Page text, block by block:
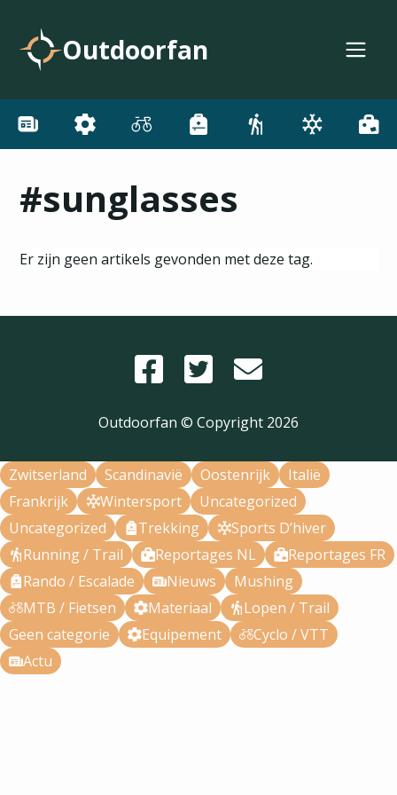
Outdoorfan
#sunglasses
Er zijn geen artikels gevonden met deze tag.
Outdoorfan © Copyright 2026
Zwitserland Scandinavië Oostenrijk
Italië
Frankrijk
Wintersport
Uncategorized
Uncategorized
Trekking
Sports D’hiver
Running / Trail
Reportages NL
Reportages FR
Rando / Escalade
Nieuws
Mushing
MTB / Fietsen
Materiaal
Lopen / Trail
Geen categorie
Equipement
Cyclo / VTT
Actu